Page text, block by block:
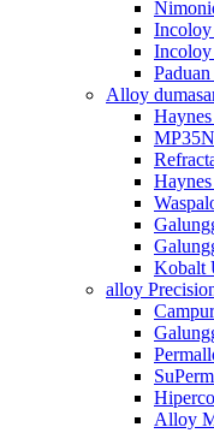
Alloy
MP35N
Kobalt
alloy
Alloy